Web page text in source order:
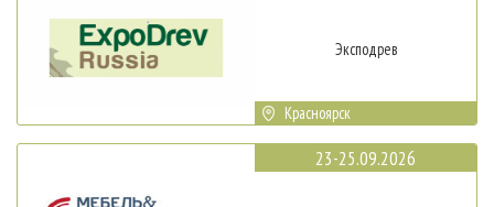
Эксподрев
Красноярск
23-25.09.2026